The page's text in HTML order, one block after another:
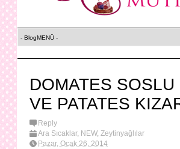
DOMATES SOSLU
VE PATATES
Reply
Ara Sıcaklar, NEW, Zeytinyağlılar
Pazar, Ocak 26, 2014